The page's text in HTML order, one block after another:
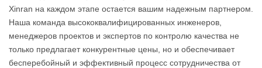
Xinran на каждом этапе остается вашим надежным партнером.
Наша команда высококвалифицированных инженеров,
менеджеров проектов и экспертов по контролю качества не
только предлагает конкурентные цены, но и обеспечивает
бесперебойный и эффективный процесс сотрудничества от